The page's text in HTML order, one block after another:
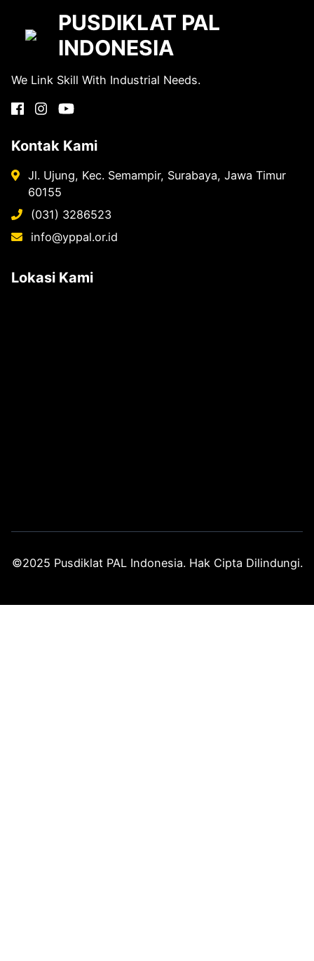
PUSDIKLAT PAL
INDONESIA
We Link Skill With Industrial Needs.
Kontak Kami
Jl. Ujung, Kec. Semampir, Surabaya, Jawa Timur
60155
(031) 3286523
info@yppal.or.id
Lokasi Kami
©2025 Pusdiklat PAL Indonesia. Hak Cipta Dilindungi.